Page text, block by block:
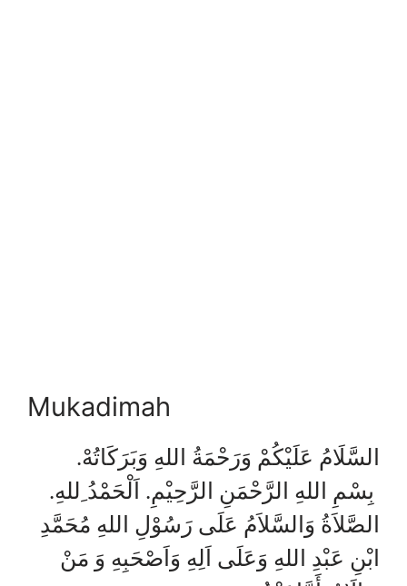
Mukadimah
السَّلَامُ عَلَيْكُمْ وَرَحْمَةُ اللهِ وَبَرَكَاتُهْ.
بِسْمِ اللهِ الرَّحْمَنِ الرَّحِيْمِ. اَلْحَمْدُ ِللهِ.
الصَّلاَةُ وَالسَّلاَمُ عَلَى رَسُوْلِ اللهِ مُحَمَّدِ
ابْنِ عَبْدِ اللهِ وَعَلَى اَلِهِ وَاَصْحَبِهِ وَ مَنْ